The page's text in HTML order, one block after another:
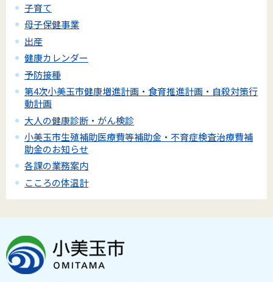
子育て
母子保健事業
出産
健康カレンダー
予防接種
第4次小美玉市健康増進計画・食育推進計画・自殺対策行
動計画
大人の健康診断・がん検診
小美玉市生殖補助医療費等補助金・不育症検査治療費補
助金のお知らせ
各課の業務案内
こころの体温計